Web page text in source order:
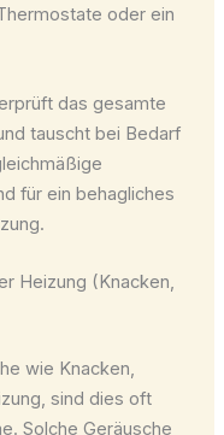
oder ein
das gesamte
tauscht bei Bedarf
für ein behagliches
Heizung (Knacken,
wie Knacken,
sind dies oft
Solche Geräusche